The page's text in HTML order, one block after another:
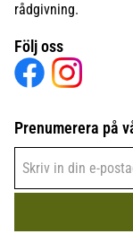
rådgivning.
Följ oss
Prenumerera på